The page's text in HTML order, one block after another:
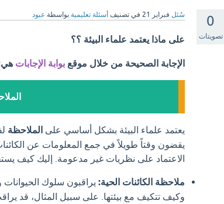
0
تصويتات
سُئل فبراير 21 في تصنيف أسئلة تعليمية بواسطة عبود
على ماذا يعتمد علماء البيئة ؟؟
الإجابة الصحيحة من خلال موقع بوابة الإجابات
يعتمد علماء البيئة بشكل أساسي على الملاحظة
يقضون وقتاً طويلاً في جمع المعلومات عن الكائنات
الاعتماد على نظريات غير مدعومة. إليك كيف
ملاحظة الكائنات الحية: يراقبون سلوك
وكيف تتكيف مع بيئتها. على سبيل المثال، قد